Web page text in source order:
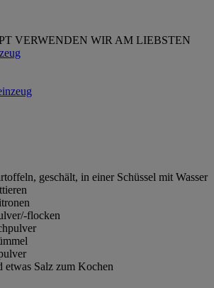
VERWENDEN WIR AM LIEBSTEN
geschält, in einer Schüssel mit Wasser
flocken
Salz zum Kochen